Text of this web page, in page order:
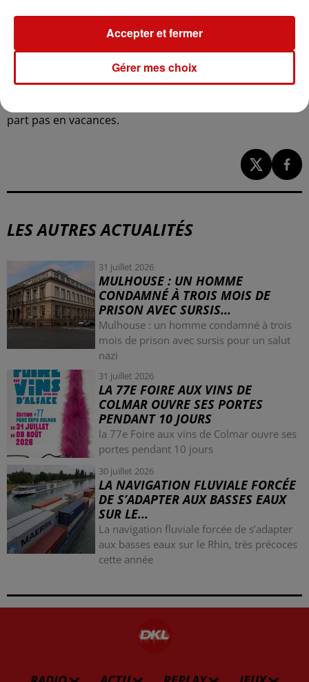
Les structures concernées multiplient désormais les
appels aux dons et les démarches pour trouver de
nouveaux financements. Elles rappellent l’importance de
ces séjours pour des enfants qui, souvent, ne quittent
part pas en vacances.
LES AUTRES ACTUALITÉS
31 juillet 2026
MULHOUSE : UN HOMME
CONDAMNÉ À TROIS MOIS DE
PRISON AVEC SURSIS...
Mulhouse : un homme condamné à trois
mois de prison avec sursis pour un salut
nazi
31 juillet 2026
LA 77E FOIRE AUX VINS DE
COLMAR OUVRE SES PORTES
PENDANT 10 JOURS
la 77e Foire aux vins de Colmar ouvre ses
portes pendant 10 jours
30 juillet 2026
LA NAVIGATION FLUVIALE FORCÉE
DE S’ADAPTER AUX BASSES EAUX
SUR LE...
La navigation fluviale forcée de s’adapter
aux basses eaux sur le Rhin, très précoces
cette année
Gérer mes choix
Accepter et fermer